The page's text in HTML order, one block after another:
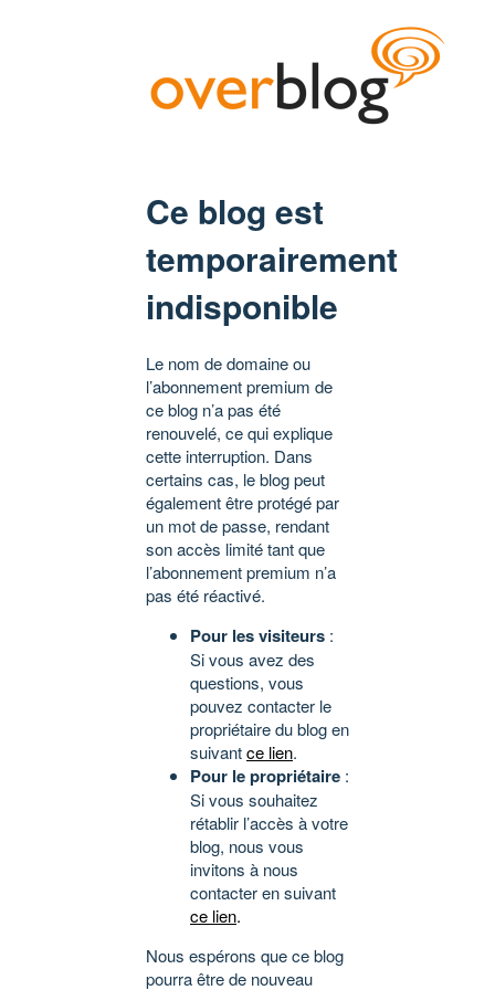
Ce blog est
temporairement
indisponible
Le nom de domaine ou
l’abonnement premium de
ce blog n’a pas été
renouvelé, ce qui explique
cette interruption. Dans
certains cas, le blog peut
également être protégé par
un mot de passe, rendant
son accès limité tant que
l’abonnement premium n’a
pas été réactivé.
Pour les visiteurs :
Si vous avez des
questions, vous
pouvez contacter le
propriétaire du blog en
suivantce lien.
Pour le propriétaire :
Si vous souhaitez
rétablir l’accès à votre
blog, nous vous
invitons à nous
contacter en suivant
ce lien.
Nous espérons que ce blog
pourra être de nouveau